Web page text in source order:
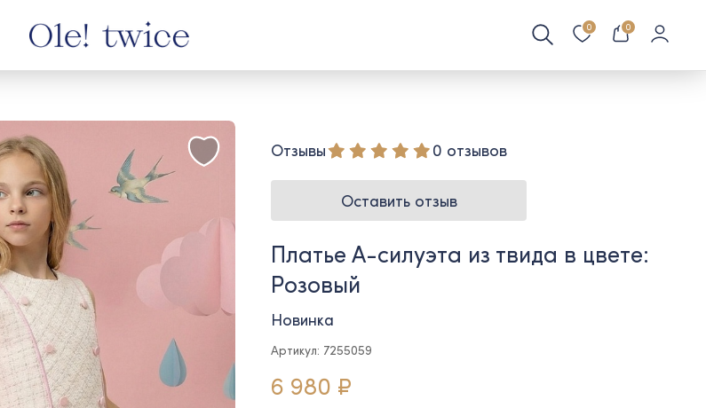
0 0
Отзывы 0 отзывов
Оставить отзыв
Платье А-силуэта из твида в цвете:
Розовый
Новинка
Артикул: 7255059
6 980 ₽